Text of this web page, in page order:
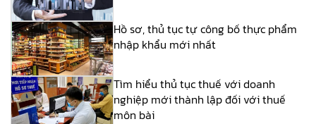
Hồ sơ, thủ tục tự công bố thực phẩm
nhập khẩu mới nhất
Tìm hiểu thủ tục thuế với doanh
nghiệp mới thành lập đối với thuế
môn bài